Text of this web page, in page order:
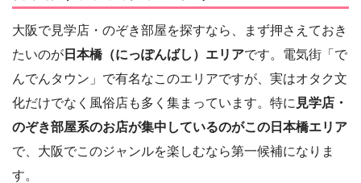
大阪で見学店・のぞき部屋を探すなら、まず押さえておき
たいのが 日本橋（にっぽんばし）エリアです。電気街「で
んでんタウン」で有名なこのエリアですが、実はオタク文
化だけでなく風俗店も多く集まっています。特に 見学店・
のぞき部屋系のお店が集中しているのがこの日本橋エリア
で、大阪でこのジャンルを楽しむなら第一候補になりま
す。